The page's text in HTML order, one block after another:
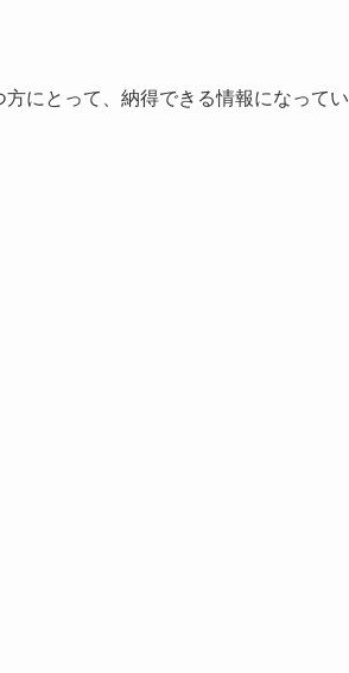
にとって、納得できる情報になってい